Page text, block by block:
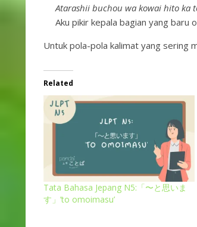
Atarashii buchou wa kowai hito ka
Aku pikir kepala bagian yang baru
Untuk pola-pola kalimat yang sering
Related
Tata Bahasa Jepang N5:「〜と思いま
す」’to omoimasu’